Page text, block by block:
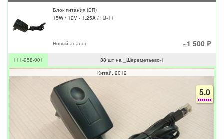
Блок питания (БП)
15W / 12V - 1.25A / RJ-11
Новый аналог ~1 500 ₽
111-258-001
38 шт на _Шереметьево-1
Китай 2012
5.0